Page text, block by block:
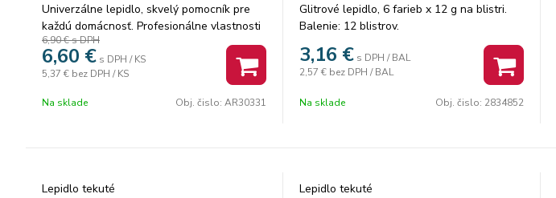
Univerzálne lepidlo, skvelý pomocník pre
každú domácnosť. Profesionálne vlastnosti
– vysoká konečná pevnosť, flexibilita a
vynikajúca odolnosťou ...
6,90 €s DPH
6,60 € s DPH / KS
5,37 € bez DPH / KS
Na sklade Obj. čislo: AR30331
Glitrové lepidlo, 6 farieb x 12 g na blistri.
Balenie: 12 blistrov.
3,16 € s DPH / BAL
2,57 € bez DPH / BAL
Na sklade Obj. čislo: 2834852
Lepidlo tekuté Lepidlo tekuté